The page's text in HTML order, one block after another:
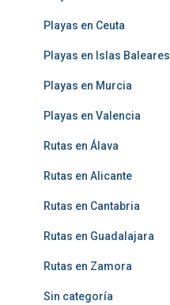
Playas en Ceuta
Playas en Islas Baleares
Playas en Murcia
Playas en Valencia
Rutas en Álava
Rutas en Alicante
Rutas en Cantabria
Rutas en Guadalajara
Rutas en Zamora
Sin categoría